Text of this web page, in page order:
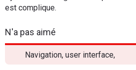
est complique.
N'a pas aimé
Navigation, user interface,